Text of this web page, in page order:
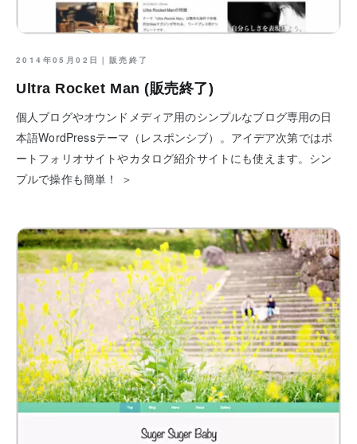
2014年05月02日｜ 販売終了
Ultra Rocket Man (販売終了)
個人ブログやオウンドメディア用のシンプルなブログ専用の日
本語WordPressテーマ（レスポンシブ）。アイデア次第ではポ
ートフォリオサイトやカタログ紹介サイトにも使えます。シン
プルで操作も簡単！ ＞